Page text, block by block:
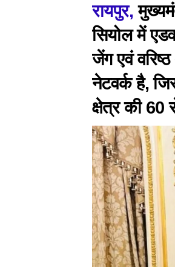
रायपुर,
सियोल में
जेंग एवं
नेटवर्क है,
क्षेत्र की 60